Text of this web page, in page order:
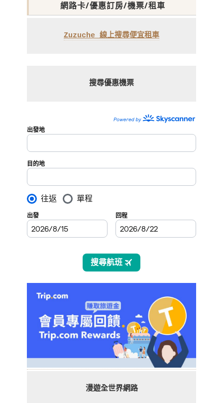
網路卡/優惠訂房/機票/租車
Zuzuche 線上搜尋便宜租車
搜尋優惠機票
漫遊全世界網路